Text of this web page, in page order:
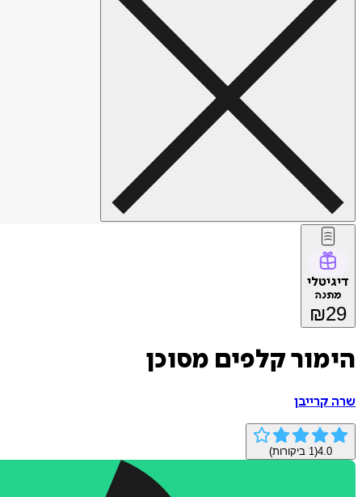
דיגיטלי
מתנה
₪29
הימור קלפים מסוכן
שרה קרייבן
4.0
(
1 ביקורות)